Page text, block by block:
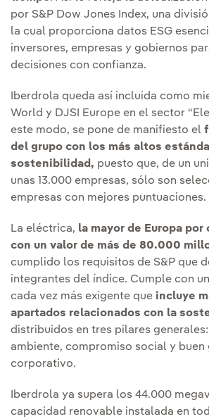
por S&P Dow Jones Index, una
la cual proporciona datos ESG
inversores, empresas y gobiernos
decisiones con confianza.
Iberdrola queda así incluida como
World y DJSI Europe en el sector
este modo, se pone de manifiesto el
del grupo con los más altos
sostenibilidad, puesto que, de un
unas 13.000 empresas, sólo son
empresas con mejores puntuaciones.
La eléctrica, la mayor de Europa
con un valor de más de 80.000
cumplido los requisitos de S&P que
integrantes del índice. Cumple con
cada vez más exigente que incluye
apartados relacionados con la
distribuidos en tres pilares
ambiente, compromiso social y buen
corporativo.
Iberdrola ya supera los 44.000
capacidad renovable instalada en